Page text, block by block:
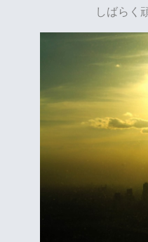
しばらく